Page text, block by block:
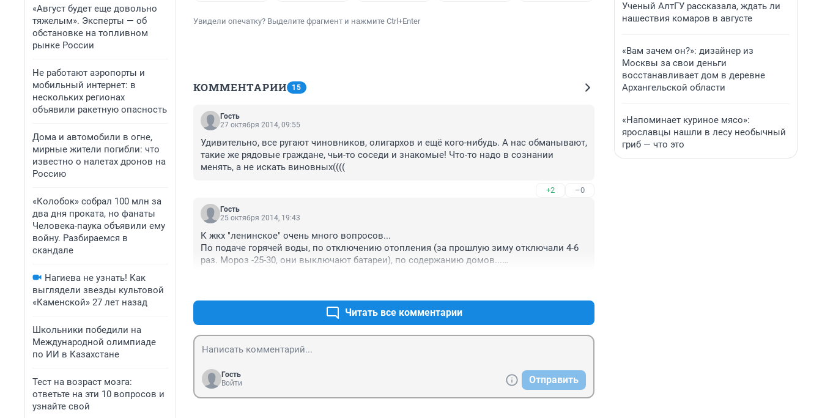
«Август будет еще довольно
тяжелым». Эксперты — об
обстановке на топливном
рынке России
Не работают аэропорты и
мобильный интернет: в
нескольких регионах
объявили ракетную опасность
Дома и автомобили в огне,
мирные жители погибли: что
известно о налетах дронов на
Россию
«Колобок» собрал 100 млн за
два дня проката, но фанаты
Человека-паука объявили ему
войну. Разбираемся в
скандале
Нагиева не узнать! Как
выглядели звезды культовой
«Каменской» 27 лет назад
Школьники победили на
Международной олимпиаде
по ИИ в Казахстане
Тест на возраст мозга:
ответьте на эти 10 вопросов и
узнайте свой
Увидели опечатку? Выделите фрагмент и нажмите Ctrl+Enter
КОММЕНТАРИИ 15
Гость
27 октября 2014, 09:55
Удивительно, все ругают чиновников, олигархов и ещё кого-нибудь. А нас обманывают,
такие же рядовые граждане, чьи-то соседи и знакомые! Что-то надо в сознании
менять, а не искать виновных((((
+2 –0
Гость
25 октября 2014, 19:43
К жкх "ленинское" очень много вопросов...
По подаче горячей воды, по отключению отопления (за прошлую зиму отключали 4-6
раз. Мороз -25-30, они выключают батареи), по содержанию домов...
Читать все комментарии
Гость
Войти
Отправить
Ученый АлтГУ рассказала, ждать ли
нашествия комаров в августе
«Вам зачем он?»: дизайнер из
Москвы за свои деньги
восстанавливает дом в деревне
Архангельской области
«Напоминает куриное мясо»:
ярославцы нашли в лесу необычный
гриб — что это